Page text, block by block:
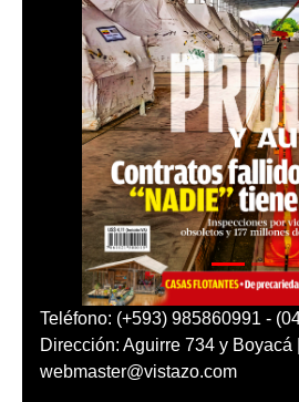
Teléfono: (+593) 985860991 -
Dirección: Aguirre 734 y Boyacá
webmaster@vistazo.com